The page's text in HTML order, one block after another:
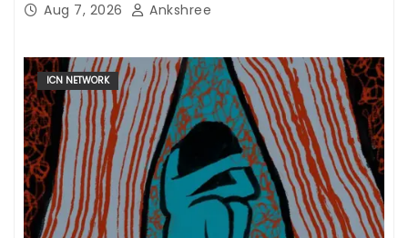
Aug 7, 2026 Ankshree
ICN NETWORK